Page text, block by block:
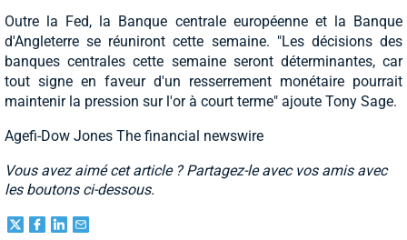
Outre la Fed, la Banque centrale européenne et la Banque
d'Angleterre se réuniront cette semaine. "Les décisions des
banques centrales cette semaine seront déterminantes, car
tout signe en faveur d'un resserrement monétaire pourrait
maintenir la pression sur l'or à court terme" ajoute Tony Sage.
Agefi-Dow Jones The financial newswire
Vous avez aimé cet article ? Partagez-le avec vos amis avec
les boutons ci-dessous.